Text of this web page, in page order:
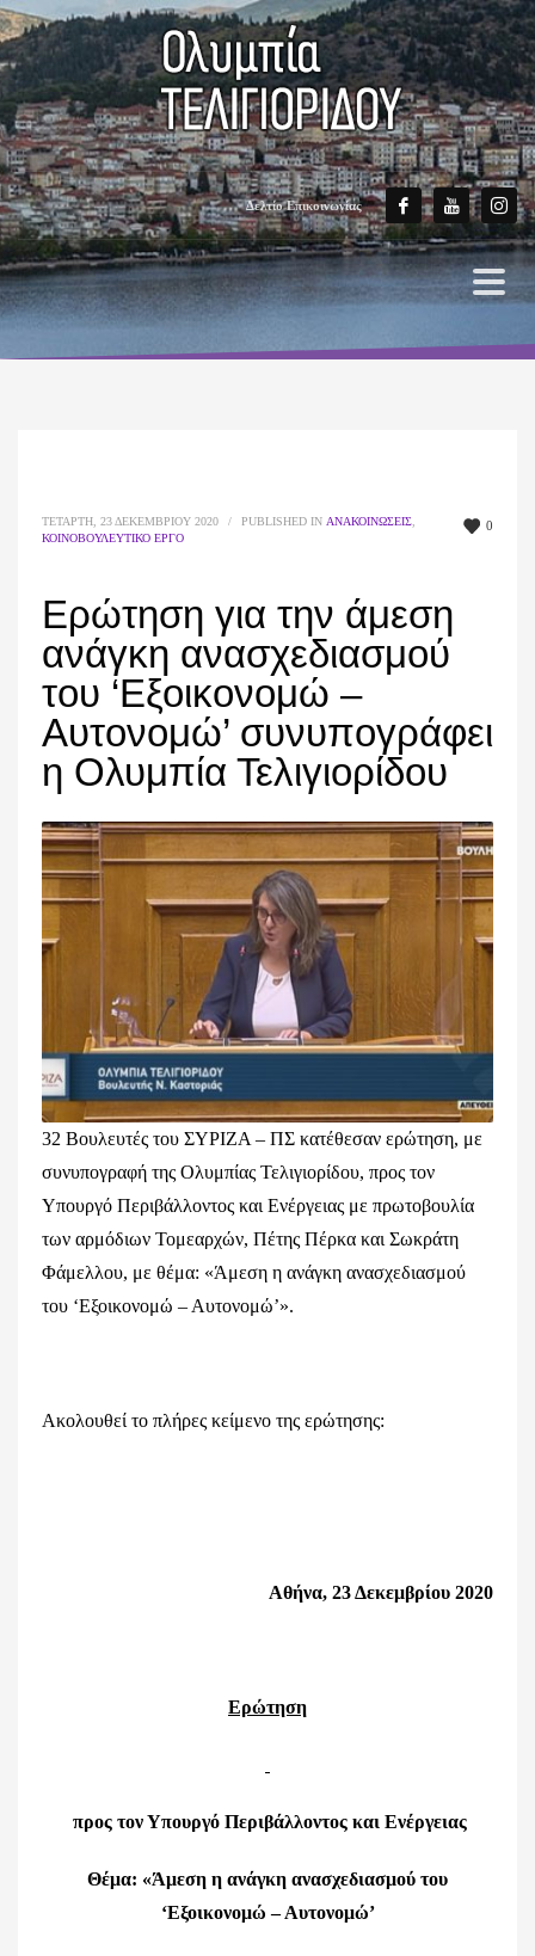
Δελτίο Επικοινωνίας
0
ΤΕΤΆΡΤΗ, 23 ΔΕΚΕΜΒΡΊΟΥ 2020 / PUBLISHED IN ΑΝΑΚΟΙΝΏΣΕΙΣ
ΚΟΙΝΟΒΟΥΛΕΥΤΙΚΌ ΈΡΓΟ
Ερώτηση για την άμεση
ανάγκη ανασχεδιασμού
του ‘Εξοικονομώ –
Αυτονομώ’ συνυπογράφει
η Ολυμπία Τελιγιορίδου
32 Βουλευτές του ΣΥΡΙΖΑ – ΠΣ κατέθεσαν ερώτηση, με
συνυπογραφή της Ολυμπίας Τελιγιορίδου, προς τον
Υπουργό Περιβάλλοντος και Ενέργειας με πρωτοβουλία
των αρμόδιων Τομεαρχών, Πέτης Πέρκα και Σωκράτη
Φάμελλου, με θέμα: «Άμεση η ανάγκη ανασχεδιασμού
του ‘Εξοικονομώ – Αυτονομώ’».
Ακολουθεί το πλήρες κείμενο της ερώτησης:
Αθήνα, 23 Δεκεμβρίου 2020
Ερώτηση
προς τον Υπουργό Περιβάλλοντος και Ενέργειας
Θέμα: «Άμεση η ανάγκη ανασχεδιασμού του
‘Εξοικονομώ – Αυτονομώ’